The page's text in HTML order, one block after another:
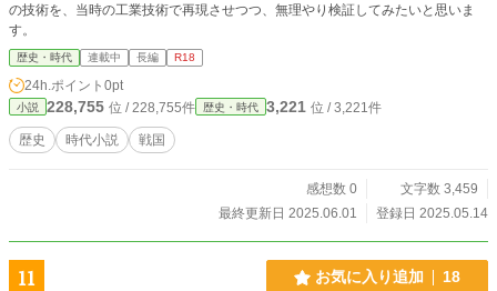
の技術を、当時の工業技術で再現させつつ、無理やり検証してみたいと思いま
す。
歴史・時代 連載中 長編 R18
24h.ポイント 0pt
小説 228,755 位 / 228,755件 歴史・時代 3,221 位 / 3,221件
歴史 時代小説 戦国
感想数 0
文字数 3,459
最終更新日 2025.06.01
登録日 2025.05.14
11 お気に入り追加 18